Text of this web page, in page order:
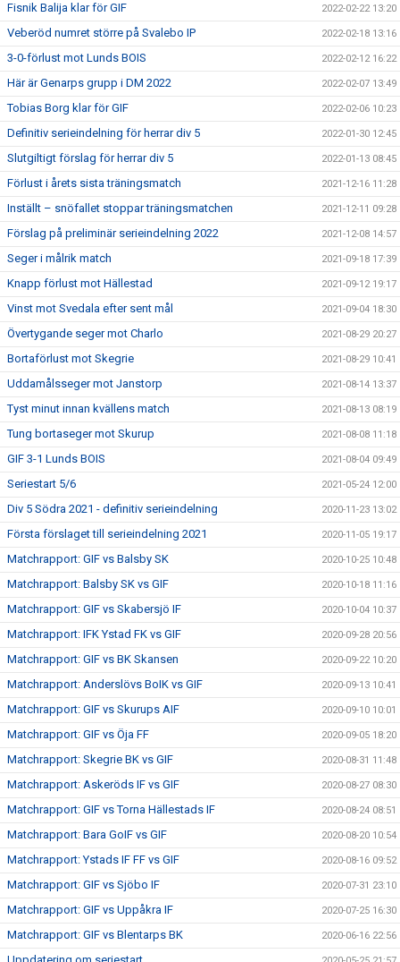
Fisnik Balija klar för GIF 2022-02-22 13:20
Veberöd numret större på Svalebo IP 2022-02-18 13:16
3-0-förlust mot Lunds BOIS 2022-02-12 16:22
Här är Genarps grupp i DM 2022 2022-02-07 13:49
Tobias Borg klar för GIF 2022-02-06 10:23
Definitiv serieindelning för herrar div 5 2022-01-30 12:45
Slutgiltigt förslag för herrar div 5 2022-01-13 08:45
Förlust i årets sista träningsmatch 2021-12-16 11:28
Inställt – snöfallet stoppar träningsmatchen 2021-12-11 09:28
Förslag på preliminär serieindelning 2022 2021-12-08 14:57
Seger i målrik match 2021-09-18 17:39
Knapp förlust mot Hällestad 2021-09-12 19:17
Vinst mot Svedala efter sent mål 2021-09-04 18:30
Övertygande seger mot Charlo 2021-08-29 20:27
Bortaförlust mot Skegrie 2021-08-29 10:41
Uddamålsseger mot Janstorp 2021-08-14 13:37
Tyst minut innan kvällens match 2021-08-13 08:19
Tung bortaseger mot Skurup 2021-08-08 11:18
GIF 3-1 Lunds BOIS 2021-08-04 09:49
Seriestart 5/6 2021-05-24 12:00
Div 5 Södra 2021 - definitiv serieindelning 2020-11-23 13:02
Första förslaget till serieindelning 2021 2020-11-05 19:17
Matchrapport: GIF vs Balsby SK 2020-10-25 10:48
Matchrapport: Balsby SK vs GIF 2020-10-18 11:16
Matchrapport: GIF vs Skabersjö IF 2020-10-04 10:37
Matchrapport: IFK Ystad FK vs GIF 2020-09-28 20:56
Matchrapport: GIF vs BK Skansen 2020-09-22 10:20
Matchrapport: Anderslövs BoIK vs GIF 2020-09-13 10:41
Matchrapport: GIF vs Skurups AIF 2020-09-10 10:01
Matchrapport: GIF vs Öja FF 2020-09-05 18:20
Matchrapport: Skegrie BK vs GIF 2020-08-31 11:48
Matchrapport: Askeröds IF vs GIF 2020-08-27 08:30
Matchrapport: GIF vs Torna Hällestads IF 2020-08-24 08:51
Matchrapport: Bara GoIF vs GIF 2020-08-20 10:54
Matchrapport: Ystads IF FF vs GIF 2020-08-16 09:52
Matchrapport: GIF vs Sjöbo IF 2020-07-31 23:10
Matchrapport: GIF vs Uppåkra IF 2020-07-25 16:30
Matchrapport: GIF vs Blentarps BK 2020-06-16 22:56